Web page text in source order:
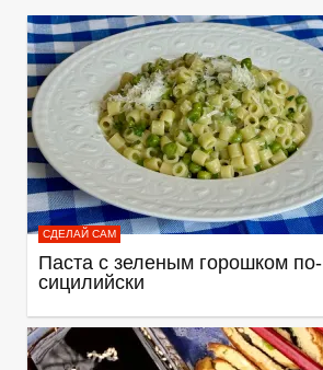
СДЕЛАЙ САМ
Паста с зеленым горошком по-
сицилийски